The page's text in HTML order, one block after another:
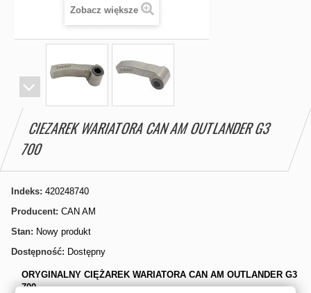
Zobacz większe
CIEZAREK WARIATORA CAN AM OUTLANDER G3
700
Indeks: 420248740
Producent: CAN AM
Stan: Nowy produkt
Dostępność: Dostępny
ORYGINALNY CIĘŻAREK WARIATORA CAN AM OUTLANDER G3
700